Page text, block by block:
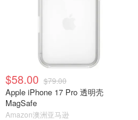
$58.00 $79.00
Apple iPhone 17 Pro 透明壳
MagSafe
Amazon澳洲亚马逊